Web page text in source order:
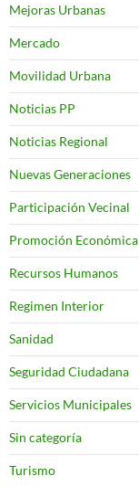
Mejoras Urbanas
Mercado
Movilidad Urbana
Noticias PP
Noticias Regional
Nuevas Generaciones
Participación Vecinal
Promoción Económica
Recursos Humanos
Regimen Interior
Sanidad
Seguridad Ciudadana
Servicios Municipales
Sin categoría
Turismo